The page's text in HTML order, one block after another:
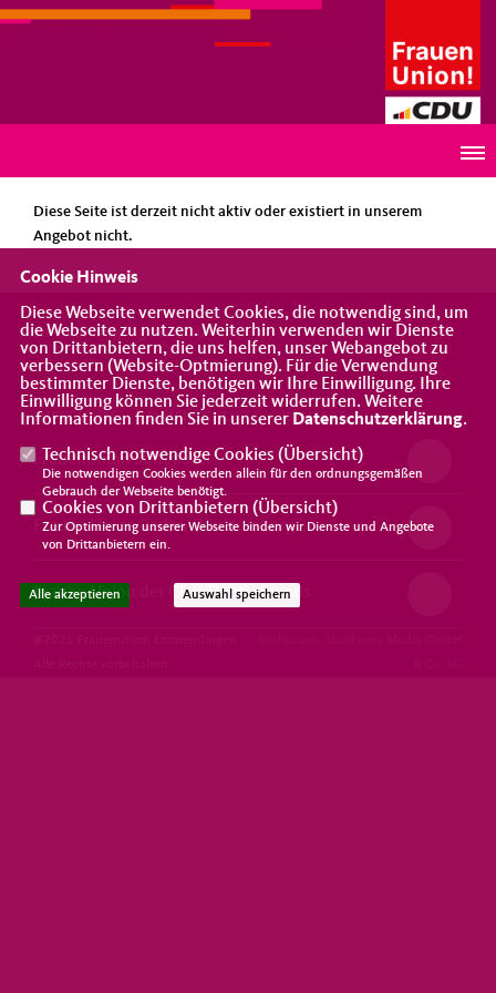
Diese Seite ist derzeit nicht aktiv oder existiert in unserem
Angebot nicht.
Eine Vereinigung der CDU
IMPRESSUM DATENSCHUTZ KONTAKT
Frauenunion Südbaden
Frauen Union Baden-Württemberg
Frauen Union der CDU Deutschlands
Cookie Hinweis
Diese Webseite verwendet Cookies, die notwendig sind, um
die Webseite zu nutzen. Weiterhin verwenden wir Dienste
von Drittanbietern, die uns helfen, unser Webangebot zu
verbessern (Website-Optmierung). Für die Verwendung
bestimmter Dienste, benötigen wir Ihre Einwilligung. Ihre
Einwilligung können Sie jederzeit widerrufen. Weitere
Informationen finden Sie in unserer Datenschutzerklärung.
Technisch notwendige Cookies (Übersicht)
Die notwendigen Cookies werden allein für den ordnungsgemäßen
Gebrauch der Webseite benötigt.
Cookies von Drittanbietern (Übersicht)
Zur Optimierung unserer Webseite binden wir Dienste und Angebote
von Drittanbietern ein.
Alle akzeptieren Auswahl speichern